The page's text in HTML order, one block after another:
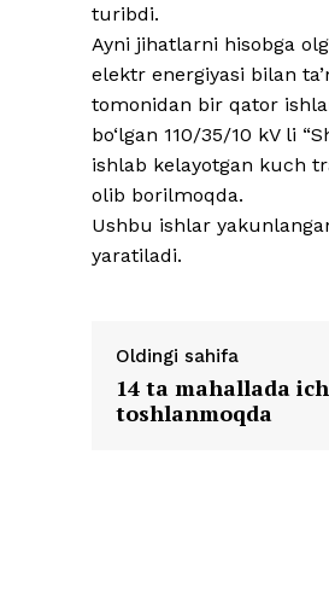
turibdi.
Ayni jihatlarni hisobga
elektr energiyasi bilan
tomonidan bir qator
bo‘lgan 110/35/10 kV li
ishlab kelayotgan kuch
olib borilmoqda.
Ushbu ishlar
yaratiladi.
Oldingi sahifa
14 ta mahallada
toshlanmoqda